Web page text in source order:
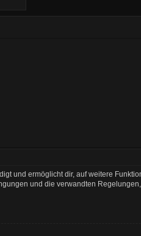
und ermöglicht dir, auf weitere
und die verwandten